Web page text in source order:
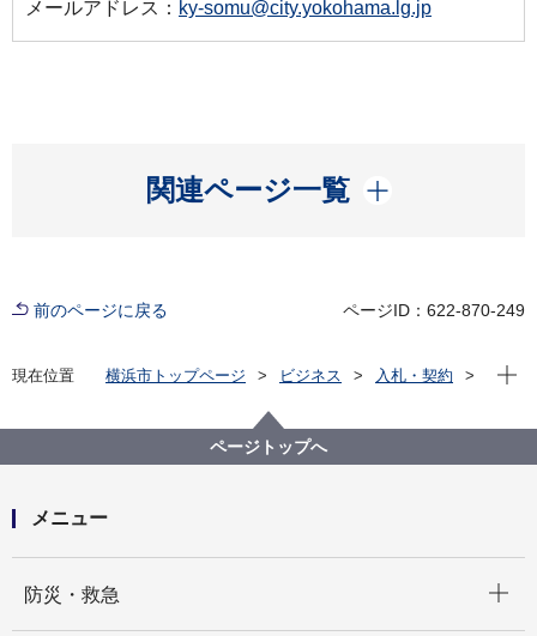
メールアドレス： ky-somu@city.yokohama.lg.jp
関連ページ一覧
開く
前のページに戻る ページID：622-870-249
現在位置 横浜市トップページ ビジネス
入札・契約
【入札結果掲載】【公募型指名競争入札】横浜市立み
なと総合高等学校CALLシステム機器設置及び設定委託
現在
ページトップへ
メニュー
防災・救急